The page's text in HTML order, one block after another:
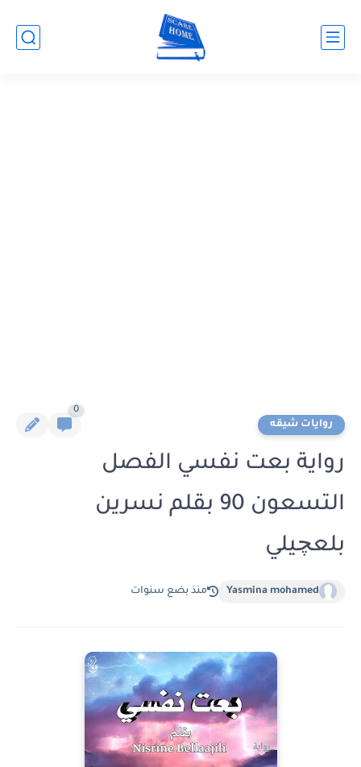
روايات شيقه
0
رواية بعت نفسي الفصل
التسعون 90 بقلم نسرين
بلعچيلي
Yasmina mohamed منذ بضع سنوات